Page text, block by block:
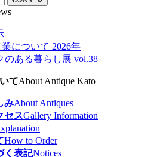
について 2026年
のある暮らし展 vol.38
てAbout Antique Kato
みAbout Antiques
セスGallery Information
How to Order
く表記Notices